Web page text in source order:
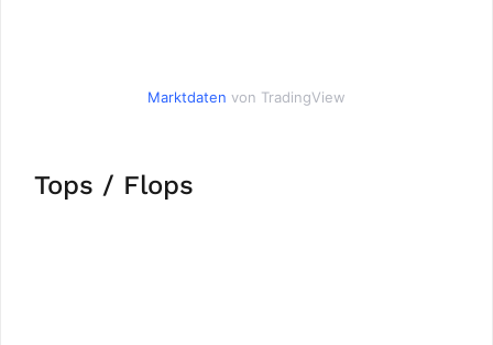
Marktdaten von TradingView
Tops / Flops